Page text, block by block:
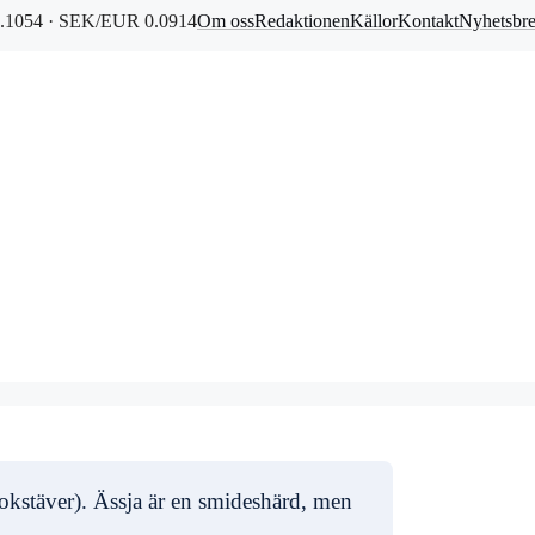
· SEK/EUR 0.0914Om ossRedaktionenKällorKontakt
Ässja är en smideshärd, men